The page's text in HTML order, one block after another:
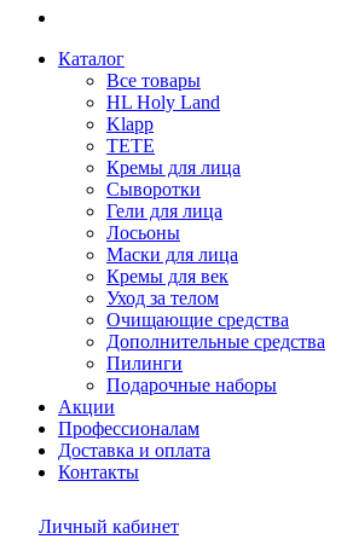
Каталог
Все товары
HL Holy Land
Klapp
TETE
Кремы для лица
Сыворотки
Гели для лица
Лосьоны
Маски для лица
Кремы для век
Уход за телом
Очищающие средства
Дополнительные средства
Пилинги
Подарочные наборы
Акции
Профессионалам
Доставка и оплата
Контакты
Личный кабинет